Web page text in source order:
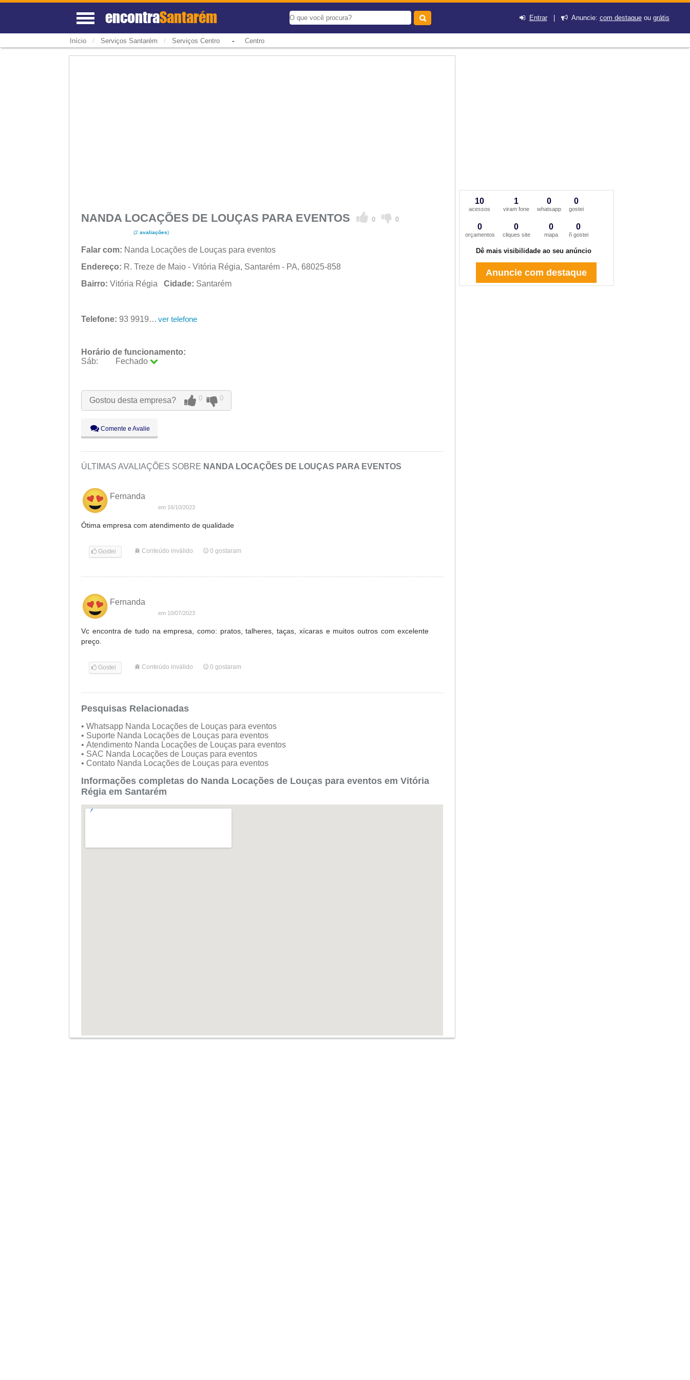
encontraSantarém Entrar| Anuncie: com destaqueou grátis
Início / Serviços Santarém / Serviços Centro- Centro
NANDA LOCAÇÕES DE LOUÇAS PARA EVENTOS 0 0
(2 avaliações)
Falar com: Nanda Locações de Louças para eventos
Endereço: R. Treze de Maio - Vitória Régia, Santarém - PA, 68025-858
Bairro: Vitória Régia Cidade: Santarém
Telefone: 93 99199-0156 ver telefone
Horário de funcionamento:
Sáb:
Fechado
Qua:
09:00 - 18:00
Qui:
09:00 - 18:00
Sáb:
Dom:
Fechado
Gostou desta empresa? 0 0
Comente e Avalie
ÚLTIMAS AVALIAÇÕES SOBRE NANDA LOCAÇÕES DE LOUÇAS PARA EVENTOS
Fernanda
em 16/10/2023
Ótima empresa com atendimento de qualidade
Gostei Conteúdo inválido 0 gostaram
Fernanda
em 10/07/2023
Vc encontra de tudo na empresa, como: pratos, talheres, taças, xícaras e muitos outros com excelente
preço.
Gostei Conteúdo inválido 0 gostaram
Pesquisas Relacionadas
• Whatsapp Nanda Locações de Louças para eventos
• Suporte Nanda Locações de Louças para eventos
• Atendimento Nanda Locações de Louças para eventos
• SAC Nanda Locações de Louças para eventos
• Contato Nanda Locações de Louças para eventos
Informações completas do Nanda Locações de Louças para eventos em Vitória
Régia em Santarém
10
acessos
1
viram fone
0
whatsapp
0
gostei
0
orçamentos
0
cliques site
0
mapa
0
ñ gostei
Dê mais visibilidade ao seu anúncio
Anuncie com destaque